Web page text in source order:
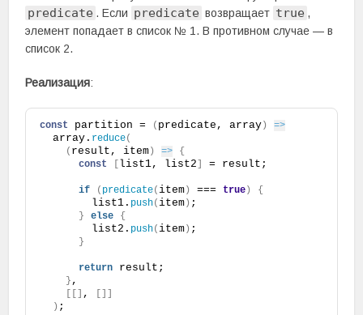
predicate . Если predicate возвращает true ,
элемент попадает в список № 1. В противном случае — в
список 2.
Реализация:
const partition = ( predicate, array ) =>
  array.
reduce(
( result, item ) =>
{
const
list1, list2 = result;
if ( predicate( item ) === true ) {
        list1.
push( item ) ;
} else {
        list2.
push( item ) ;
}
return result;
} ,
,
) ;